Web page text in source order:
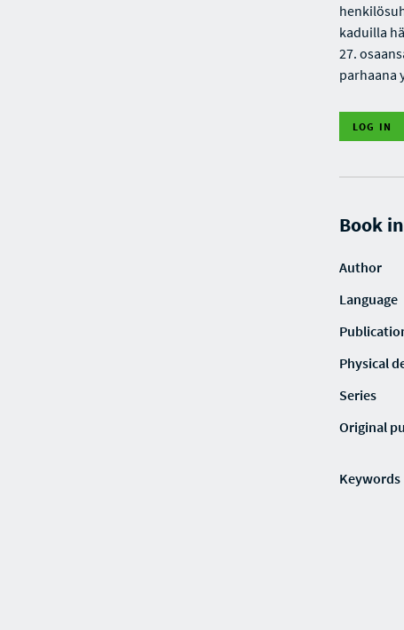
kaduilla
27.
parhaana
LOG IN
Book
Author
Language
Physical
Series
Original
Keywords